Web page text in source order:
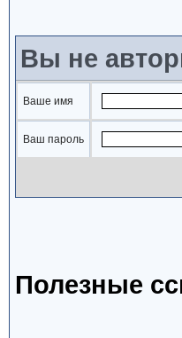
Вы не
Ваше имя
Ваш пароль
Полезные